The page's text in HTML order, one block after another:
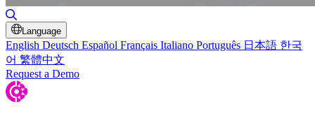
Language
English Deutsch Español Français Italiano Português 日本語 한국
어 繁體中文
Request a Demo